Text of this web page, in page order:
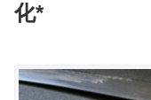
化*